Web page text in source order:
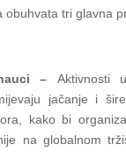
obuhvata tri glavna
– Aktivnosti
jačanje i
kako bi
na globalnom